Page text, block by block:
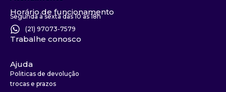
Horário de funcionamento
Segunda à sexta das 10 às 18h
(21) 97073-7579
Trabalhe conosco
Ajuda
Politicas de devolução
trocas e prazos